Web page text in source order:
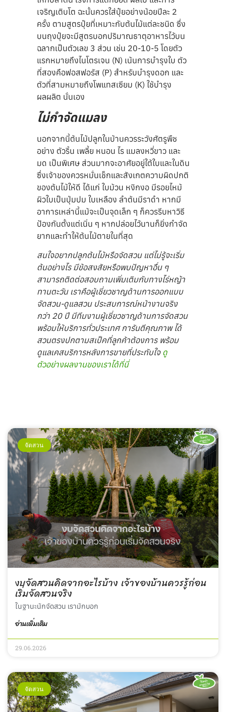
เจริญเติบโต ฉะนั้นควรใส่ปุ๋ยอย่างน้อยปีละ 2
ครั้ง ตามสูตรปุ๋ยที่เหมาะกับต้นไม้แต่ละชนิด ซึ่ง
บนถุงปุ๋ยจะมีสูตรบอกปริมาณธาตุอาหารไว้บน
ฉลากเป็นตัวเลข 3 ส่วน เช่น 20-10-5 โดยตัว
แรกหมายถึงไนโตรเจน (N) เน้นการบำรุงใบ ตัว
ที่สองคือฟอสฟอรัส (P) สำหรับบำรุงดอก และ
ตัวที่สามหมายถึงโพแทสเซียม (K) ใช้บำรุง
ผลผลิต นั่นเอง
ไม่กำจัดแมลง
นอกจากนี้ต้นไม้ปลูกในบ้านควรระวังศัตรูพืช
อย่าง ตัวริ้น เพลี้ย หนอน ไร แมลงหวี่ขาว และ
มด เป็นพิเศษ ส่วนมากจะอาศัยอยู่ใต้ใบและในดิน
ซึ่งเจ้าของควรหมั่นเช็กและสังเกตความผิดปกติ
ของต้นไม้ให้ดี ได้แก่ ใบม้วน หงิกงอ มีรอยไหม้
ผิวใบเป็นปุ่มปม ใบเหลือง ลำต้นมีราดำ หากมี
อาการเหล่านี้แม้จะเป็นจุดเล็ก ๆ ก็ควรรีบหาวิธี
ป้องกันตั้งแต่เนิ่น ๆ หากปล่อยไว้นานก็ยิ่งกำจัด
ยากและทำให้ต้นไม้ตายในที่สุด
สนใจอยากปลูกต้นไม้หรือจัดสวน แต่ไม่รู้จะเริ่ม
ต้นอย่างไร มีข้อสงสัยหรือพบปัญหาอื่น ๆ
สามารถติดต่อสอบถามเพิ่มเติมกับทางไร่หญ้า
ทานตะวัน เราคือผู้เชี่ยวชาญด้านการออกแบบ
จัดสวน-ดูแลสวน ประสบการณ์หน้างานจริง
กว่า 20 ปี มีทีมงานผู้เชี่ยวชาญด้านการจัดสวน
พร้อมให้บริการทั่วประเทศ การันตีคุณภาพ ได้
สวนตรงปกตามสเป็คที่ลูกค้าต้องการ พร้อม
ดูแลเคสบริการหลังการขายที่ประทับใจ ดู
ตัวอย่างผลงานของเราได้ที่นี่
จัดสวน
งบจัดสวนคิดจากอะไรบ้าง เจ้าของบ้านควรรู้ก่อน
เริ่มจัดสวนจริง
ในฐานะนักจัดสวน เรามักบอก
อ่านเพิ่มเติม
29.06.2026
จัดสวน